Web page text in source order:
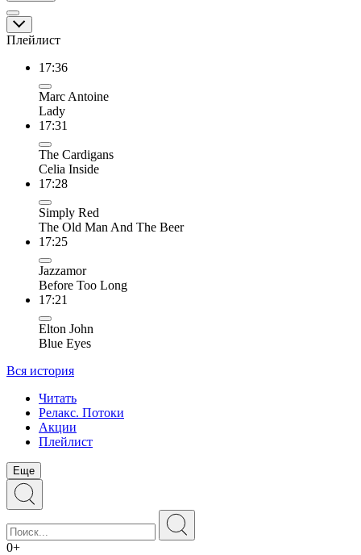
Плейлист
17:36
Marc Antoine
Lady
17:31
The Cardigans
Celia Inside
17:28
Simply Red
The Old Man And The Beer
17:25
Jazzamor
Before Too Long
17:21
Elton John
Blue Eyes
Вся история
Читать
Релакс. Потоки
Акции
Плейлист
Еще
0+